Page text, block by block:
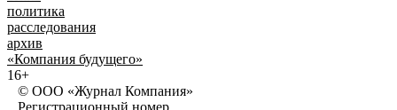
политика
расследования
архив
«Компания будущего»
16+
© ООО «Журнал Компания»
Регистрационный номер